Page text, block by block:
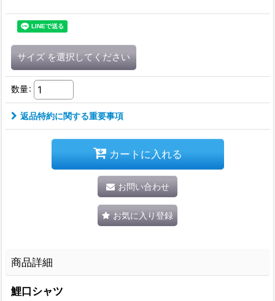
サイズ を選択してください
数量:
返品特約に関する重要事項
カートに入れる
お問い合わせ
お気に入り登録
商品詳細
鯉口シャツ